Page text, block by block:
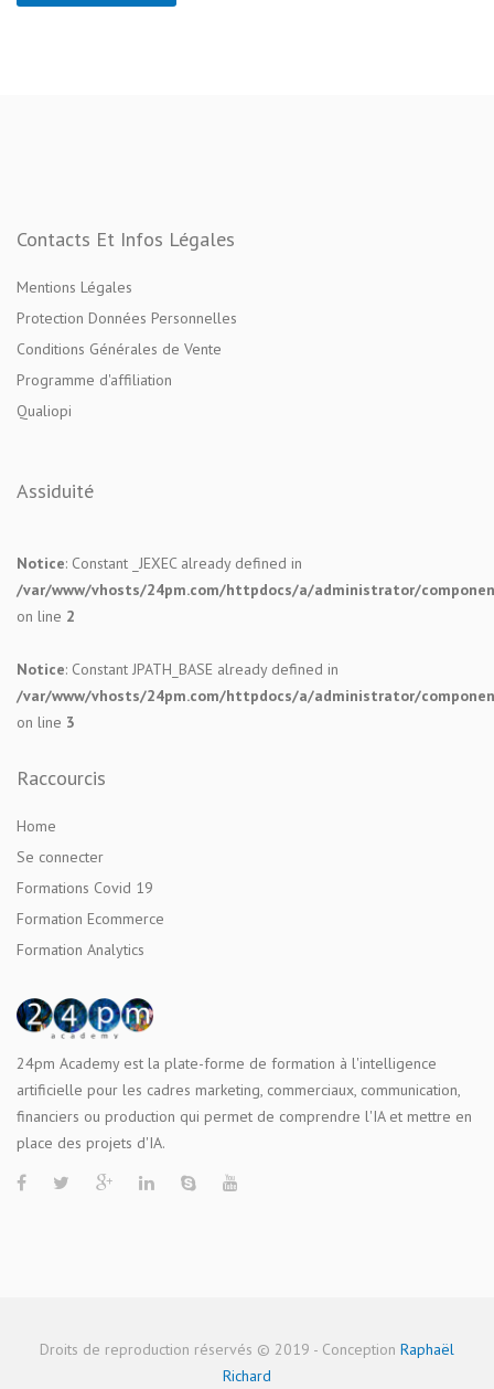
Contacts Et Infos Légales
Mentions Légales
Protection Données Personnelles
Conditions Générales de Vente
Programme d'affiliation
Qualiopi
Assiduité
Notice: Constant _JEXEC already defined in
/var/www/vhosts/24pm.com/httpdocs/a/administrator/
on line 2
Notice: Constant JPATH_BASE already defined in
/var/www/vhosts/24pm.com/httpdocs/a/administrator/
on line 3
Raccourcis
Home
Se connecter
Formations Covid 19
Formation Ecommerce
Formation Analytics
24pm Academy est la plate-forme de formation à l'intelligence
artificielle pour les cadres marketing, commerciaux, communication,
financiers ou production qui permet de comprendre l'IA et mettre en
place des projets d'IA.
Droits de reproduction réservés © 2019 - Conception Raphaël
Richard